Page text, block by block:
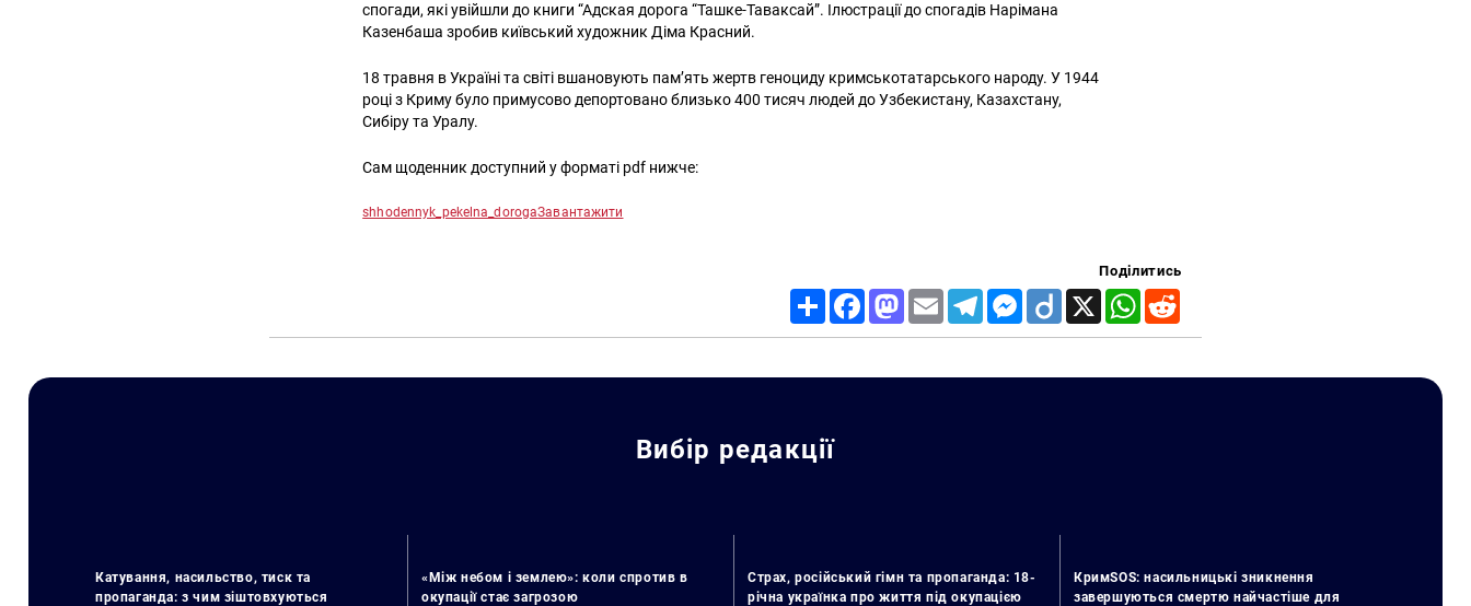
спогади, які увійшли до книги “Адская дорога “Ташке-Таваксай”. Ілюстрації до спогадів Нарімана
Казенбаша зробив київський художник Діма Красний.
18 травня в Україні та світі вшановують пам’ять жертв геноциду кримськотатарського народу. У 1944
році з Криму було примусово депортовано близько 400 тисяч людей до Узбекистану, Казахстану,
Сибіру та Уралу.
Сам щоденник доступний у форматі pdf нижче:
shhodennyk_pekelna_dorogaЗавантажити
Поділитись
Share FacebookMastodon
Email TelegramMessenger
Diigo X WhatsApp
Вибір редакції
Катування, насильство, тиск та
пропаганда: з чим зіштовхуються
«Між небом і землею»: коли спротив в
окупації стає загрозою
Страх, російський гімн та пропаганда: 18-
річна українка про життя під окупацією
КримSOS: насильницькі зникнення
завершуються смертю найчастіше для